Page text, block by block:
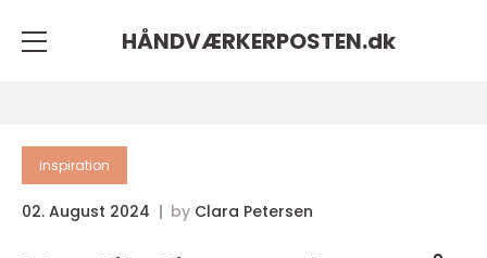
HÅNDVÆRKERPOSTEN.dk
inspiration
02. August 2024 by Clara Petersen